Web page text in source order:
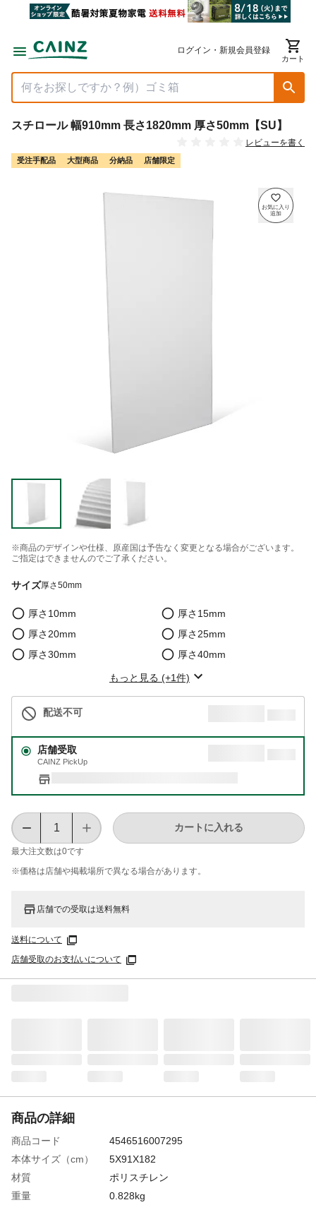
ログイン・新規会員登録
カート
スチロール 幅910mm 長さ1820mm 厚さ50mm【SU】
レビューを書く
受注手配品 大型商品 分納品 店舗限定
※商品のデザインや仕様、原産国は予告なく変更となる場合がございます。
ご指定はできませんのでご了承ください。
サイズ厚さ50mm
厚さ10mm
厚さ15mm
厚さ20mm
厚さ25mm
厚さ30mm
厚さ40mm
もっと見る (+1件)
配送不可
店舗受取
CAINZ PickUp
最大注文数は0です
カートに入れる
※価格は​店舗や​掲載場所で​異なる​場合が​あります。
店舗での受取は送料無料
送料について
店舗受取のお支払いについて
商品の詳細
商品コード
4546516007295
本体サイズ（cm）
5X91X182
材質
ポリスチレン
重量
0.828kg